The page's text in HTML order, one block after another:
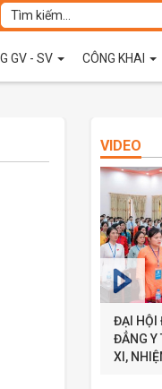
GV - SV CÔNG KHAI
VIDEO
ĐẠI HỘI
ĐẲNG Y
XI,